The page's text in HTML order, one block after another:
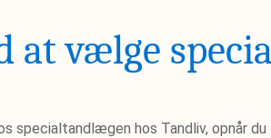
at vælge
specialtandlægen hos Tandliv, opnår